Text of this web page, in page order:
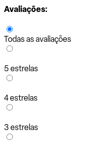
Avaliações:
Todas as avaliações
5 estrelas
4 estrelas
3 estrelas